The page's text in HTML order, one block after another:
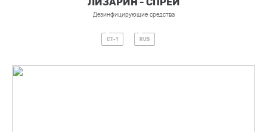
ЛИЗАРИН - СПРЕЙ
Дезинфицирующие средства
СТ-1 RUS